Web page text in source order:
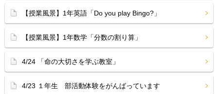
【授業風景】1年英語「Do you play Bingo?」
【授業風景】1年数学「分数の割り算」
4/24 「命の大切さを学ぶ教室」
4/23 １年生 部活動体験をがんばっています